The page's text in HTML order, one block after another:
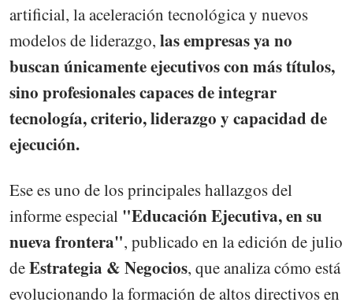
artificial, la aceleración tecnológica y nuevos
modelos de liderazgo, las empresas ya no
buscan únicamente ejecutivos con más títulos,
sino profesionales capaces de integrar
tecnología, criterio, liderazgo y capacidad de
ejecución.
Ese es uno de los principales hallazgos del
informe especial "Educación Ejecutiva, en su
nueva frontera", publicado en la edición de julio
deEstrategia & Negocios, que analiza cómo está
evolucionando la formación de altos directivos en